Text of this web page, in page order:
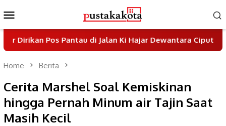
to
contentMenu
Pantau di Jalan Ki Hajar Dewantara Ciputat
Home Berita
Cerita Marshel Soal Kemiskinan
hingga Pernah Minum air Tajin Saat
Masih Kecil